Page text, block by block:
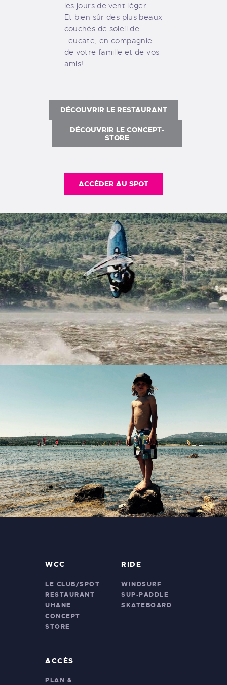
les jours de vent léger...
Et bien sûr des plus beaux
couchés de soleil de
Leucate, en compagnie
de votre famille et de vos
amis!
DÉCOUVRIR LE RESTAURANT
DÉCOUVRIR LE CONCEPT-
STORE
ACCÉDER AU SPOT
WCC
LE CLUB/SPOT
RESTAURANT
UHANE
CONCEPT
STORE
RIDE
WINDSURF
SUP-PADDLE
SKATEBOARD
ACCÈS
PLAN &